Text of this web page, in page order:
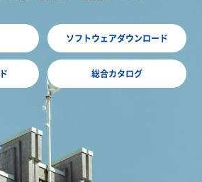
ソフトウェアダウンロード
総合カタログ